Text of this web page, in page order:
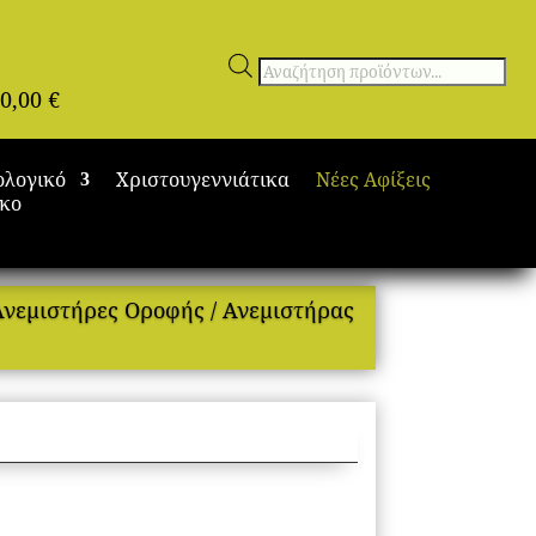
0,00€
Αναζήτηση
Χριστουγεννιάτικα Νέες Αφίξεις
Οροφής / Ανεμιστήρας